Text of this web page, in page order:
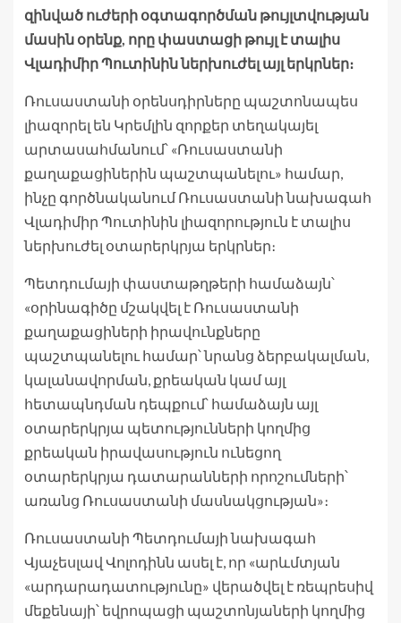
զինված ուժերի օգտագործման թույլտվության
մասին օրենք, որը փաստացի թույլ է տալիս
Վլադիմիր Պուտինին ներխուժել այլ երկրներ։
Ռուսաստանի օրենսդիրները պաշտոնապես
լիազորել են Կրեմլին զորքեր տեղակայել
արտասահմանում՝ «Ռուսաստանի
քաղաքացիներին պաշտպանելու» համար,
ինչը գործնականում Ռուսաստանի նախագահ
Վլադիմիր Պուտինին լիազորություն է տալիս
ներխուժել օտարերկրյա երկրներ։
Պետդումայի փաստաթղթերի համաձայն՝
«օրինագիծը մշակվել է Ռուսաստանի
քաղաքացիների իրավունքները
պաշտպանելու համար՝ նրանց ձերբակալման,
կալանավորման, քրեական կամ այլ
հետապնդման դեպքում՝ համաձայն այլ
օտարերկրյա պետությունների կողմից
քրեական իրավասություն ունեցող
օտարերկրյա դատարանների որոշումների՝
առանց Ռուսաստանի մասնակցության»։
Ռուսաստանի Պետդումայի նախագահ
Վյաչեսլավ Վոլոդինն ասել է, որ «արևմտյան
«արդարադատությունը» վերածվել է ռեպրեսիվ
մեքենայի՝ եվրոպացի պաշտոնյաների կողմից